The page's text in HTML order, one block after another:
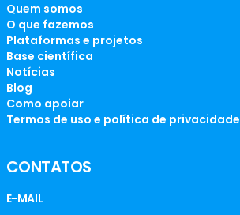
Quem somos
O que fazemos
Plataformas e projetos
Base científica
Notícias
Blog
Como apoiar
Termos de uso e política de privacidade
CONTATOS
E-MAIL